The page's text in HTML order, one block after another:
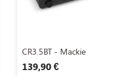
 Aperçu rapide
CR3.5BT - Mackie
139,90 €